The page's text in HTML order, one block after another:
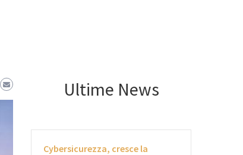
Ultime News
Cybersicurezza, cresce la